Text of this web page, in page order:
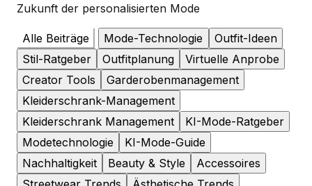
Zukunft der personalisierten Mode
Alle Beiträge Mode-Technologie
Outfit-Ideen
Stil-Ratgeber
Outfitplanung
Virtuelle Anprobe
Creator Tools
Garderobenmanagement
Kleiderschrank-Management
Kleiderschrank Management
KI-Mode-Ratgeber
Modetechnologie
KI-Mode-Guide
Nachhaltigkeit
Beauty & Style
Accessoires